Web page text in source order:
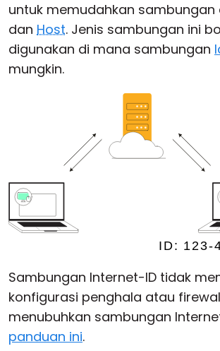
untuk memudahkan sambungan
dan Host. Jenis sambungan ini
digunakan di mana sambungan
mungkin.
Sambungan Internet-ID tidak
konfigurasi penghala atau
menubuhkan sambungan
panduan ini.